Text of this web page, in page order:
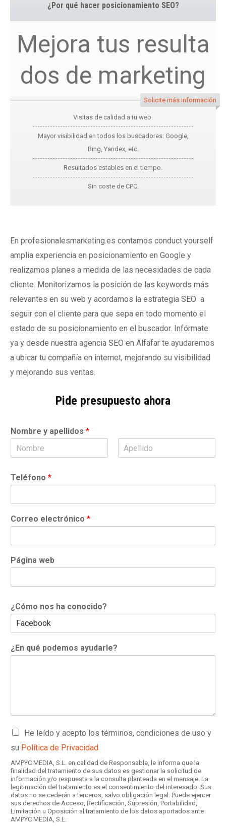
¿Por qué hacer posicionamiento SEO?
Mejora tus resulta
dos de marketing
Solicite más información
Visitas de calidad a tu web.
Mayor visibilidad en todos los buscadores: Google,
Bing, Yandex, etc.
Resultados estables en el tiempo.
Sin coste de CPC.
En profesionalesmarketing.es contamos conduct yourself
amplia experiencia en posicionamiento en Google y
realizamos planes a medida de las necesidades de cada
cliente. Monitorizamos la posición de las keywords más
relevantes en su web y acordamos la estrategia SEO a
seguir con el cliente para que sepa en todo momento el
estado de su posicionamiento en el buscador. Infórmate
ya y desde nuestra agencia SEO en Alfafar te ayudaremos
a ubicar tu compañía en internet, mejorando su visibilidad
y mejorando sus ventas.
Pide presupuesto ahora
Nombre y apellidos *
o
m
e
i
Teléfono *
Correo electrónico *
Página web
¿Cómo nos ha conocido?
¿En qué podemos ayudarle?
C
s
i
l
l
a
s
d
e
He leído y acepto los términos, condiciones de uso y
su Política de Privacidad
AMPYC MEDIA, S.L. en calidad de Responsable, le informa que la
finalidad del tratamiento de sus datos es gestionar la solicitud de
información y/o respuesta a la consulta planteada en el mensaje. La
legitimación del tratamiento es el consentimiento del interesado. Sus
datos no se cederán a terceros, salvo obligación legal. Puede ejercer
sus derechos de Acceso, Rectificación, Supresión, Portabilidad,
Limitación u Oposición al tratamiento de los datos aportados ante
AMPYC MEDIA, S.L.